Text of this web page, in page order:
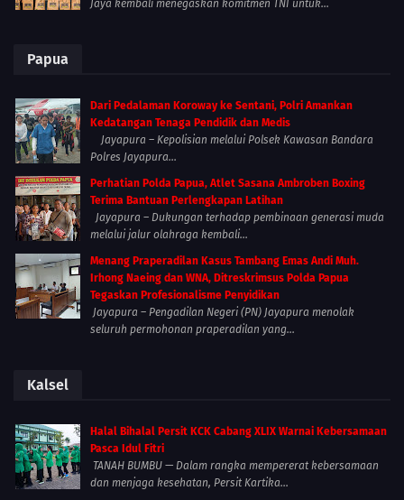
Jaya kembali menegaskan komitmen TNI untuk...
Papua
Dari Pedalaman Koroway ke Sentani, Polri Amankan
Kedatangan Tenaga Pendidik dan Medis
Jayapura – Kepolisian melalui Polsek Kawasan Bandara
Polres Jayapura...
Perhatian Polda Papua, Atlet Sasana Ambroben Boxing
Terima Bantuan Perlengkapan Latihan
Jayapura – Dukungan terhadap pembinaan generasi muda
melalui jalur olahraga kembali...
Menang Praperadilan Kasus Tambang Emas Andi Muh.
Irhong Naeing dan WNA, Ditreskrimsus Polda Papua
Tegaskan Profesionalisme Penyidikan
Jayapura – Pengadilan Negeri (PN) Jayapura menolak
seluruh permohonan praperadilan yang...
Kalsel
Halal Bihalal Persit KCK Cabang XLIX Warnai Kebersamaan
Pasca Idul Fitri
TANAH BUMBU — Dalam rangka mempererat kebersamaan
dan menjaga kesehatan, Persit Kartika...